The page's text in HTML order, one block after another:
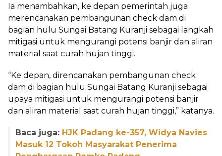
Ia menambahkan, ke depan pemerintah juga
merencanakan pembangunan check dam di
bagian hulu Sungai Batang Kuranji sebagai langkah
mitigasi untuk mengurangi potensi banjir dan aliran
material saat curah hujan tinggi.
“Ke depan, direncanakan pembangunan check
dam di bagian hulu Sungai Batang Kuranji sebagai
upaya mitigasi untuk mengurangi potensi banjir
dan aliran material saat curah hujan tinggi,” katanya.
Baca juga: HJK Padang ke-357, Widya Navies
Masuk 12 Tokoh Masyarakat Penerima